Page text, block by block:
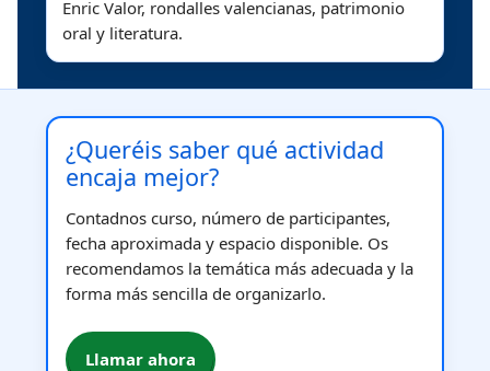
Enric Valor, rondalles valencianas, patrimonio
oral y literatura.
¿Queréis saber qué actividad
encaja mejor?
Contadnos curso, número de participantes,
fecha aproximada y espacio disponible. Os
recomendamos la temática más adecuada y la
forma más sencilla de organizarlo.
Llamar ahora